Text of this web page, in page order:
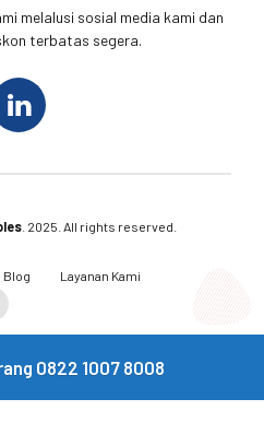
melalusi sosial media kami dan
terbatas segera.
. 2025. All rights reserved.
Blog
Layanan Kami
Instagram Email
0822 1007 8008